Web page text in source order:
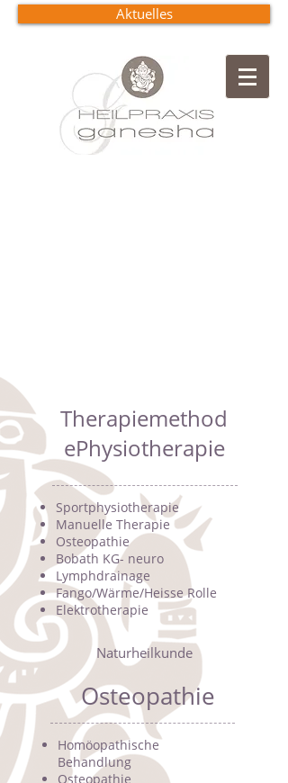
Aktuelles
Therapiemethod
ePhysiotherapie
Sportphysiotherapie
Manuelle Therapie
Osteopathie
Bobath KG- neuro
Lymphdrainage
Fango/Wärme/Heisse Rolle
Elektrotherapie
Naturheilkunde
Osteopathie
Homöopathische
Behandlung
Osteopathie